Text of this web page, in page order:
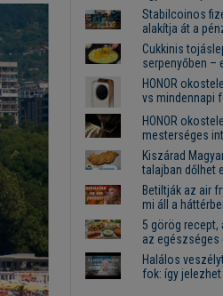
titka
Stabilcoinos
alakítja át a
Visa, a
Western Union
Cukkinis
serpenyőben –
laktató vacsora
HONOR
vs mindennapi
igények
HONOR
mesterséges
funkciók,
megkönnyítik
Kiszárad
talajban dőlhet
Betiltják az air
mi áll a
5 görög recept,
az egészséges
tűnik
Halálos
fok: így